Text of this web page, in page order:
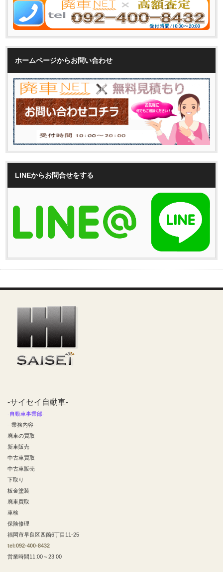
ホームページからお問い合わせ
LINEからお問合せをする
-サイセイ自動車-
-自動車事業部-
--業務内容--
廃車の買取
新車販売
中古車買取
中古車販売
下取り
板金塗装
廃車買取
車検
保険修理
福岡市早良区四箇6丁目11-25
tel:092-400-8432
営業時間11:00～23:00